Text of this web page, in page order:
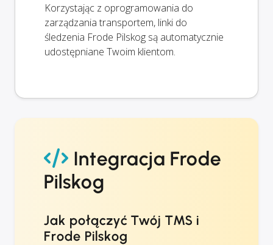
Korzystając z oprogramowania do
zarządzania transportem, linki do
śledzenia Frode Pilskog są automatycznie
udostępniane Twoim klientom.
Integracja Frode
Pilskog
Jak połączyć Twój TMS i
Frode Pilskog